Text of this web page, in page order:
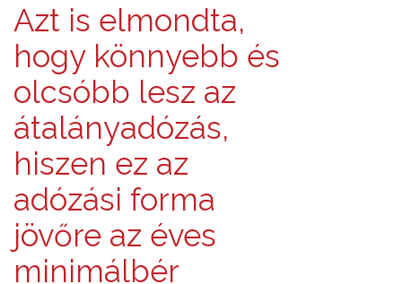
Azt is elmondta,
hogy könnyebb és
olcsóbb lesz az
átalányadózás,
hiszen ez az
adózási forma
jövőre az éves
minimálbér